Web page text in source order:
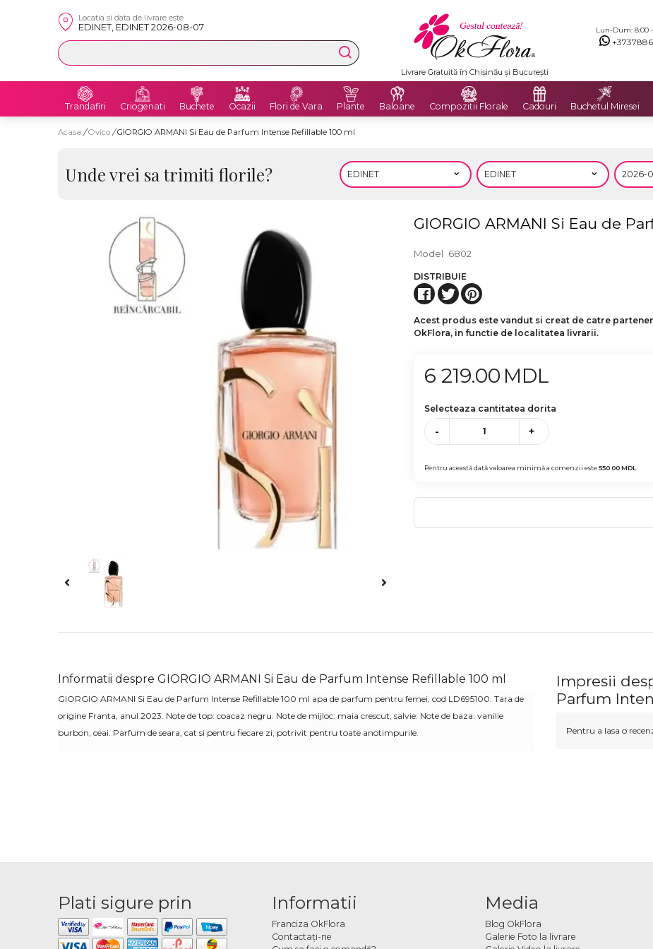
Locatia si data de livrare este
EDINET, EDINET 2026-08-07 Lun-Dum: 8:00
Livrare Gratuită în Chișinău și București
Trandafiri Criogenati Buchete Ocazii Flori de Vara Plante Baloane Compozitii Florale Cadouri Buchetul Miresei
Acasa / Ovico / GIORGIO ARMANI Si Eau de Parfum Intense Refillable 100 ml
Unde vrei sa trimiti florile?
GIORGIO ARMANI Si Eau de
Model 6802
DISTRIBUIE
Acest produs este vandut si creat de catre partener
OkFlora, in functie de localitatea livrarii.
6 219.00 MDL
Selecteaza cantitatea dorita
- +
Pentru această dată valoarea minimă a comenzii este550.00MDL
Informatii despre GIORGIO ARMANI Si Eau de Parfum Intense Refillable 100 ml
GIORGIO ARMANI Si Eau de Parfum Intense Refillable 100 ml apa de parfum pentru femei, cod LD695100. Tara de
origine Franta, anul 2023. Note de top: coacaz negru. Note de mijloc: maia crescut, salvie. Note de baza: vanilie
burbon, ceai. Parfum de seara, cat si pentru fiecare zi, potrivit pentru toate anotimpurile.
Impresii
Parfum
Pentru a lasa o
Plati sigure prin Informatii
Franciza OkFlora
Contactaţi-ne
Media
Blog OkFlora
Galerie Foto la livrare